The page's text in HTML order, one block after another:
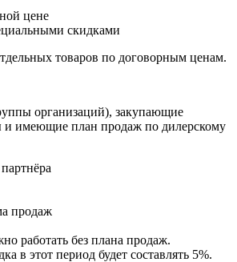
цене
скидками
товаров по договорным ценам.
организаций), закупающие
и имеющие план продаж по дилерскому
продаж
работать без плана продаж.
в этот период будет составлять 5%.